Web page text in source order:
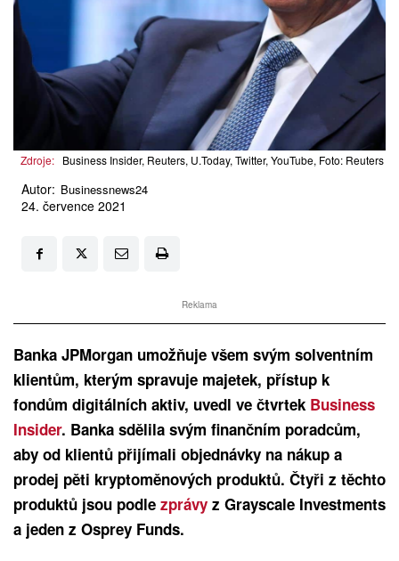
Zdroje: Business Insider, Reuters, U.Today, Twitter, YouTube, Foto: Reuters
Autor: Businessnews24
24. července 2021
Reklama
Banka JPMorgan umožňuje všem svým solventním
klientům, kterým spravuje majetek, přístup k
fondům digitálních aktiv, uvedl ve čtvrtek Business
Insider. Banka sdělila svým finančním poradcům,
aby od klientů přijímali objednávky na nákup a
prodej pěti kryptoměnových produktů. Čtyři z těchto
produktů jsou podle zprávy z Grayscale Investments
a jeden z Osprey Funds.